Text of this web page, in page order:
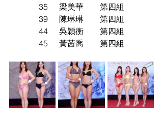
35	梁美華	第四組
39	陳琳琳	第四組
44	吳穎衡	第四組
45	黃茜喬	第四組